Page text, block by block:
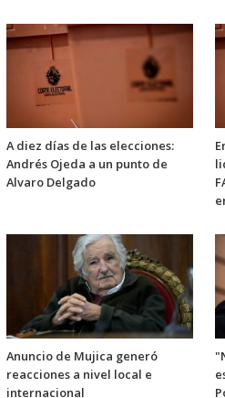
A diez días de las elecciones:
Andrés Ojeda a un punto de
Alvaro Delgado
Anuncio de Mujica generó
reacciones a nivel local e
internacional